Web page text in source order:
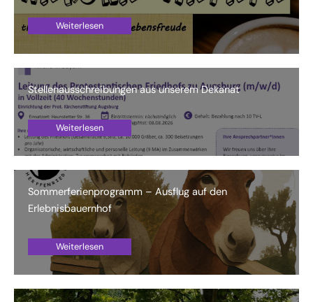
Weiterlesen
Stellenausschreibungen aus unserem Dekanat
Weiterlesen
Sommerferienprogramm – Ausflug auf den
Erlebnisbauernhof
Weiterlesen